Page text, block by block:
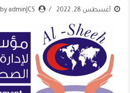
أغسطس 28, 2022 by adminJCS